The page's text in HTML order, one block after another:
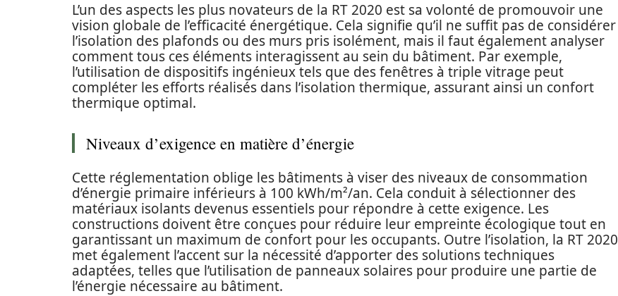
L’un des aspects les plus novateurs de la RT 2020 est sa volonté de promouvoir une
vision globale de l’efficacité énergétique. Cela signifie qu’il ne suffit pas de considérer
l’isolation des plafonds ou des murs pris isolément, mais il faut également analyser
comment tous ces éléments interagissent au sein du bâtiment. Par exemple,
l’utilisation de dispositifs ingénieux tels que des fenêtres à triple vitrage peut
compléter les efforts réalisés dans l’isolation thermique, assurant ainsi un confort
thermique optimal.
Niveaux d’exigence en matière d’énergie
Cette réglementation oblige les bâtiments à viser des niveaux de consommation
d’énergie primaire inférieurs à 100 kWh/m²/an. Cela conduit à sélectionner des
matériaux isolants devenus essentiels pour répondre à cette exigence. Les
constructions doivent être conçues pour réduire leur empreinte écologique tout en
garantissant un maximum de confort pour les occupants. Outre l’isolation, la RT 2020
met également l’accent sur la nécessité d’apporter des solutions techniques
adaptées, telles que l’utilisation de panneaux solaires pour produire une partie de
l’énergie nécessaire au bâtiment.